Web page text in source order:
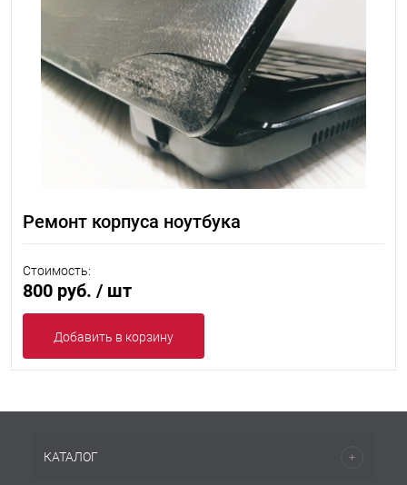
Ремонт корпуса ноутбука
Стоимость:
800 руб. / шт
Добавить в корзину
КАТАЛОГ